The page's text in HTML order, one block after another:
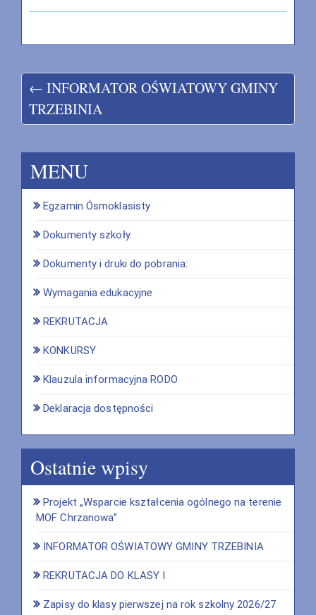
← INFORMATOR OŚWIATOWY GMINY
TRZEBINIA
MENU
Egzamin Ósmoklasisty
Dokumenty szkoły.
Dokumenty i druki do pobrania:
Wymagania edukacyjne
REKRUTACJA
KONKURSY
Klauzula informacyjna RODO
Deklaracja dostępności
Ostatnie wpisy
Projekt „Wsparcie kształcenia ogólnego na terenie
MOF Chrzanowa”
INFORMATOR OŚWIATOWY GMINY TRZEBINIA
REKRUTACJA DO KLASY I
Zapisy do klasy pierwszej na rok szkolny 2026/27